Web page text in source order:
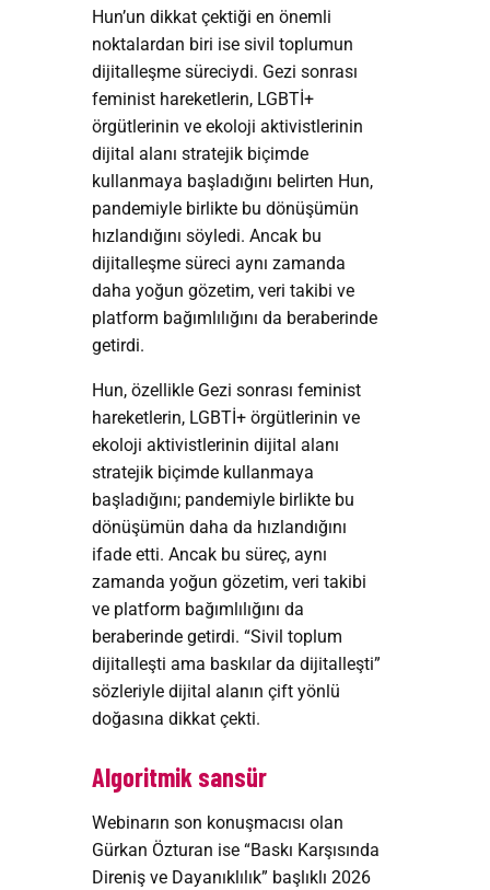
Hun’un dikkat çektiği en önemli
noktalardan biri ise sivil toplumun
dijitalleşme süreciydi. Gezi sonrası
feminist hareketlerin, LGBTİ+
örgütlerinin ve ekoloji aktivistlerinin
dijital alanı stratejik biçimde
kullanmaya başladığını belirten Hun,
pandemiyle birlikte bu dönüşümün
hızlandığını söyledi. Ancak bu
dijitalleşme süreci aynı zamanda
daha yoğun gözetim, veri takibi ve
platform bağımlılığını da beraberinde
getirdi.
Hun, özellikle Gezi sonrası feminist
hareketlerin, LGBTİ+ örgütlerinin ve
ekoloji aktivistlerinin dijital alanı
stratejik biçimde kullanmaya
başladığını; pandemiyle birlikte bu
dönüşümün daha da hızlandığını
ifade etti. Ancak bu süreç, aynı
zamanda yoğun gözetim, veri takibi
ve platform bağımlılığını da
beraberinde getirdi. “Sivil toplum
dijitalleşti ama baskılar da dijitalleşti”
sözleriyle dijital alanın çift yönlü
doğasına dikkat çekti.
Algoritmik sansür
Webinarın son konuşmacısı olan
Gürkan Özturan ise “Baskı Karşısında
Direniş ve Dayanıklılık” başlıklı 2026